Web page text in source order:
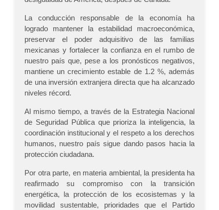
La conducción responsable de la economía ha
logrado mantener la estabilidad macroeconómica,
preservar el poder adquisitivo de las familias
mexicanas y fortalecer la confianza en el rumbo de
nuestro país que, pese a los pronósticos negativos,
mantiene un crecimiento estable de 1.2 %, además
de una inversión extranjera directa que ha alcanzado
niveles récord.
Al mismo tiempo, a través de la Estrategia Nacional
de Seguridad Pública que prioriza la inteligencia, la
coordinación institucional y el respeto a los derechos
humanos, nuestro país sigue dando pasos hacia la
protección ciudadana.
Por otra parte, en materia ambiental, la presidenta ha
reafirmado su compromiso con la transición
energética, la protección de los ecosistemas y la
movilidad sustentable, prioridades que el Partido